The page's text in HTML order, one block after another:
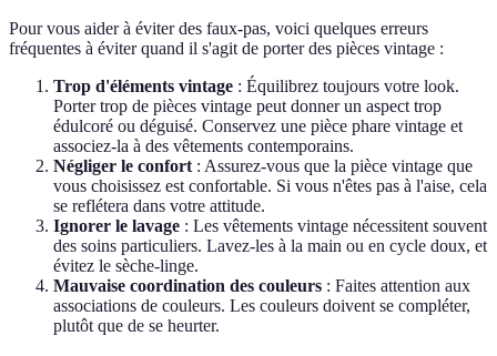
Pour vous aider à éviter des faux-pas, voici quelques erreurs
fréquentes à éviter quand il s'agit de porter des pièces vintage :
Trop d'éléments vintage : Équilibrez toujours votre look.
Porter trop de pièces vintage peut donner un aspect trop
édulcoré ou déguisé. Conservez une pièce phare vintage et
associez-la à des vêtements contemporains.
Négliger le confort : Assurez-vous que la pièce vintage que
vous choisissez est confortable. Si vous n'êtes pas à l'aise, cela
se reflétera dans votre attitude.
Ignorer le lavage : Les vêtements vintage nécessitent souvent
des soins particuliers. Lavez-les à la main ou en cycle doux, et
évitez le sèche-linge.
Mauvaise coordination des couleurs : Faites attention aux
associations de couleurs. Les couleurs doivent se compléter,
plutôt que de se heurter.